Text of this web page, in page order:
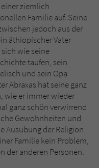
ziemlich
Familie auf. Seine
jedoch aus der
äthiopischer Vater
wie seine
taufen, sein
und sein Opa
Abraxas hat seine ganz
wie er immer wieder
ganz schön verwirrend
Gewohnheiten und
Ausübung der Religion
Familie kein Problem,
der anderen Personen.